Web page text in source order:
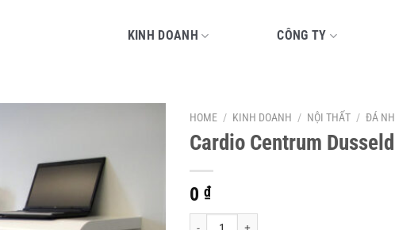
KINH DOANH CÔNG TY
HOME / KINH DOANH / NỘI THẤT / ĐÁ
Cardio Centrum
0 ₫
Cardio Centrum Dusseldorf quantity